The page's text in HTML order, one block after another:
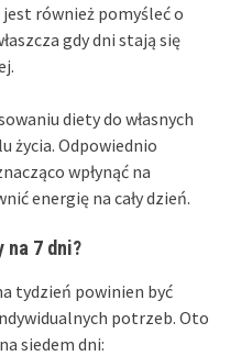
również pomyśleć o
gdy dni stają się
diety do własnych
życia. Odpowiednio
wpłynąć na
energię na cały dzień.
na 7 dni?
tydzień powinien być
potrzeb. Oto
siedem dni: